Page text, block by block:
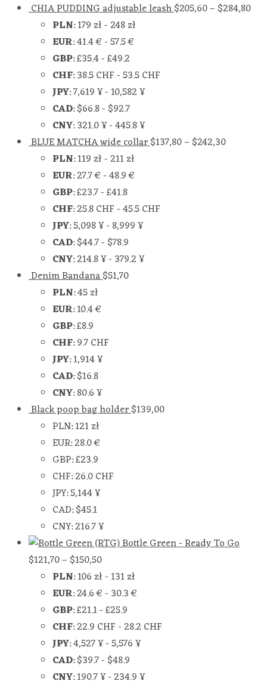
CHIA PUDDING adjustable leash$205,60– $284,80
PLN:179 zł- 248 zł
EUR:41.4 €-57.5 €
GBP:£35.4-£49.2
CHF:38.5 CHF-53.5 CHF
JPY:7,619 ¥-10,582 ¥
CAD:$66.8- $92.7
CNY:321.0 ¥-445.8 ¥
BLUE MATCHA wide collar$137,80– $242,30
PLN:119 zł- 211 zł
EUR:27.7 €-48.9 €
GBP:£23.7-£41.8
CHF:25.8 CHF-45.5 CHF
JPY:5,098 ¥- 8,999 ¥
CAD:$44.7- $78.9
CNY:214.8 ¥- 379.2 ¥
Denim Bandana$51,70
PLN:45 zł
EUR:10.4 €
GBP:£8.9
CHF:9.7 CHF
JPY:1,914 ¥
CAD:$16.8
CNY:80.6 ¥
Black poop bag holder$139,00
PLN:121 zł
EUR:28.0 €
GBP:£23.9
CHF:26.0 CHF
JPY:5,144 ¥
CAD:$45.1
CNY:216.7 ¥
Bottle Green - Ready To Go
$121,70– $150,50
PLN:106 zł-131 zł
EUR:24.6 €- 30.3 €
GBP:£21.1-£25.9
CHF:22.9 CHF- 28.2 CHF
JPY:4,527 ¥-5,576 ¥
CAD:$39.7- $48.9
CNY:190.7 ¥- 234.9 ¥